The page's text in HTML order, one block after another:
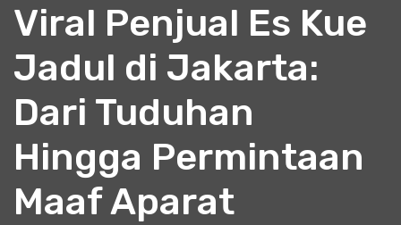
Viral Penjual Es Kue
Jadul di Jakarta:
Dari Tuduhan
Hingga Permintaan
Maaf Aparat